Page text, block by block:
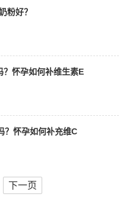
粉好？
？怀孕如何补维生素E
？怀孕如何补充维C
下一页